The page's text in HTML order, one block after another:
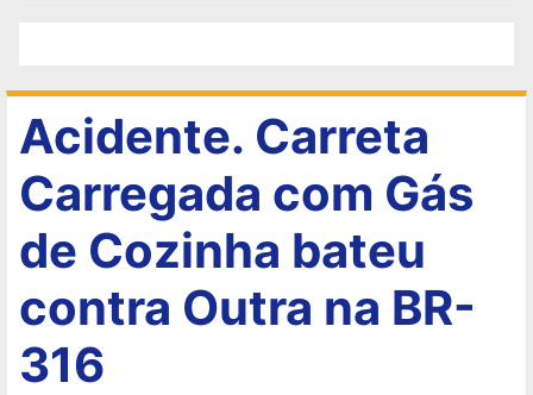
Acidente. Carreta
Carregada com Gás
de Cozinha bateu
contra Outra na BR-
316